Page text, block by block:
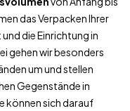
das Verpacken Ihrer
die Einrichtung in
gehen wir besonders
um und stellen
Gegenstände in
können sich darauf